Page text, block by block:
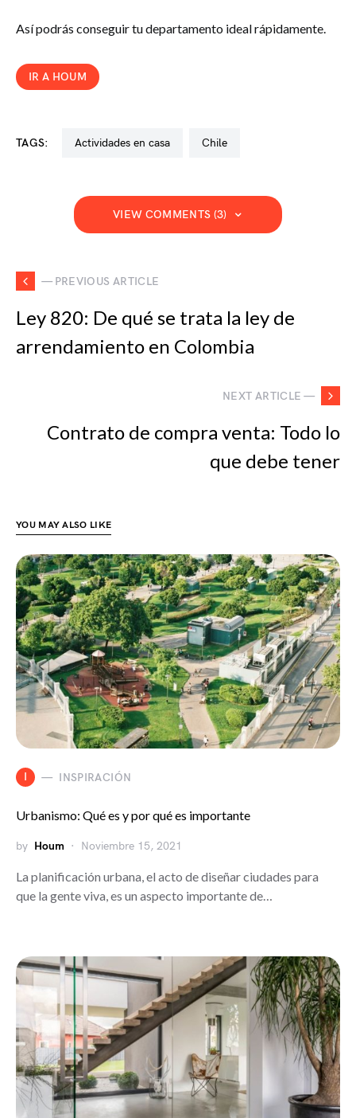
Así podrás conseguir tu departamento ideal rápidamente.
IR A HOUM
TAGS: actividades en casa chile
VIEW COMMENTS (3)
— PREVIOUS ARTICLE
Ley 820: De qué se trata la ley de
arrendamiento en Colombia
NEXT ARTICLE —
Contrato de compra venta: Todo lo
que debe tener
YOU MAY ALSO LIKE
I INSPIRACIÓN
Urbanismo: Qué es y por qué es importante
by Houm Noviembre 15, 2021
La planificación urbana, el acto de diseñar ciudades para
que la gente viva, es un aspecto importante de…